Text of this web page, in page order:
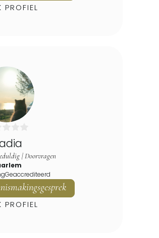
PROFIEL
| Doorvragen
Geaccrediteerd
PROFIEL